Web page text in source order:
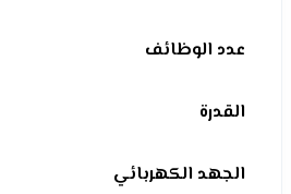
عدد الوظائف
القدرة
الجهد الكهربائي